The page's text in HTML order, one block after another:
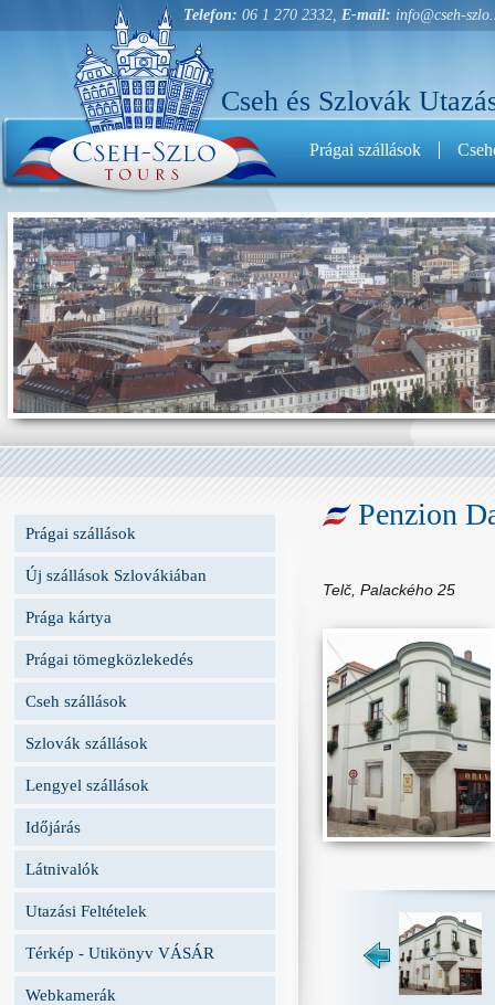
Telefon: 06 1 270 2332, E-mail: info@cseh-
Cseh és Szlovák
Prágai szállások
Prágai szállások
Új szállások Szlovákiában
Prága kártya
Prágai tömegközlekedés
Cseh szállások
Szlovák szállások
Lengyel szállások
Időjárás
Látnivalók
Utazási Feltételek
Térkép - Utikönyv VÁSÁR
Webkamerák
Penzion
Telč, Palackého 25